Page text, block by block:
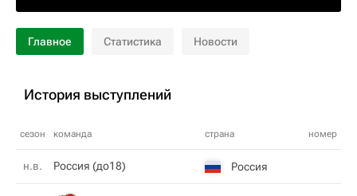
Главное Статистика Новости
История выступлений
сезон команда страна номер
н.в. Россия (до18) Россия